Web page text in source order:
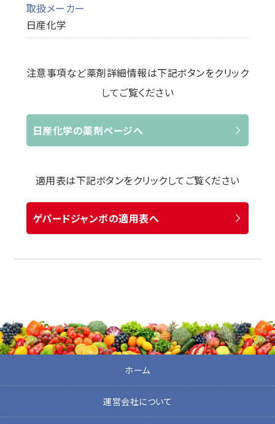
取扱メーカー
日産化学
注意事項など薬剤詳細情報は下記ボタンをクリック
してご覧ください
日産化学の薬剤ページへ
適用表は下記ボタンをクリックしてご覧ください
ゲパードジャンボの適用表へ
ホーム
運営会社について